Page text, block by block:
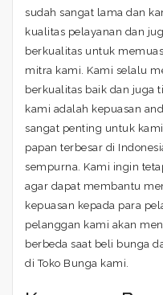
sudah sangat lama dan
kualitas pelayanan dan
berkualitas untuk
mitra kami. Kami selalu
berkualitas baik dan juga
kami adalah kepuasan
sangat penting untuk
papan terbesar di
sempurna. Kami ingin
agar dapat membantu
kepuasan kepada para
pelanggan kami akan
berbeda saat beli bunga
di Toko Bunga kami.